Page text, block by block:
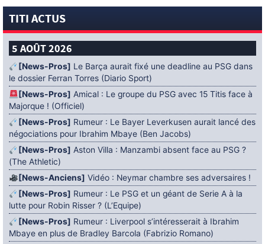
TITI ACTUS
5 AOÛT 2026
[News-Pros] Le Barça aurait fixé une deadline au PSG dans
le dossier Ferran Torres (Diario Sport)
[News-Pros] Amical : Le groupe du PSG avec 15 Titis face à
Majorque ! (Officiel)
[News-Pros] Rumeur : Le Bayer Leverkusen aurait lancé des
négociations pour Ibrahim Mbaye (Ben Jacobs)
[News-Pros] Aston Villa : Manzambi absent face au PSG ?
(The Athletic)
[News-Anciens] Vidéo : Neymar chambre ses adversaires !
[News-Pros] Rumeur : Le PSG et un géant de Serie A à la
lutte pour Robin Risser ? (L’Equipe)
[News-Pros] Rumeur : Liverpool s’intéresserait à Ibrahim
Mbaye en plus de Bradley Barcola (Fabrizio Romano)